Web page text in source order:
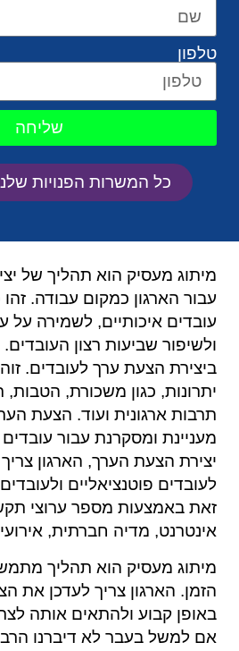
טלפון
שליחה
כל המשרות הפנויות
מיתוג מעסיק הוא תהליך של
עבור הארגון כמקום עבודה. זהו
עובדים איכותיים, לשמירה על
ולשיפור שביעות רצון
ביצירת הצעת ערך לעובדים.
יתרונות, כגון משכורת, הטבות,
תרבות ארגונית ועוד. הצעת
מעניינת ומסקרנת עבור
יצירת הצעת הערך, הארגון
לעובדים פוטנציאליים
זאת באמצעות מספר ערוצי
אינטרנט, מדיה חברתית,
מיתוג מעסיק הוא תהליך
הזמן. הארגון צריך לעדכן את
באופן קבוע ולהתאים אותה
אם למשל בעבר לא דיברנו